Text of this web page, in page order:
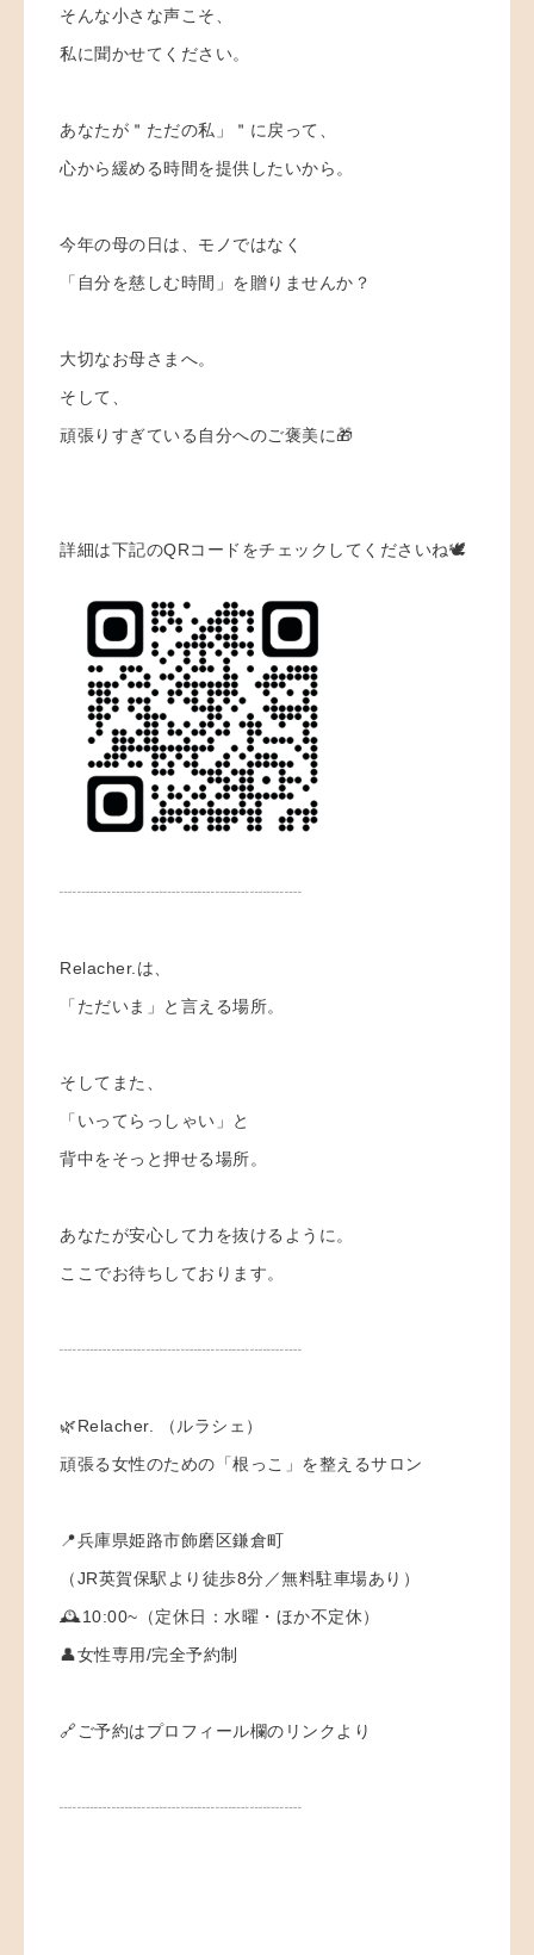
そんな小さな声こそ、
私に聞かせてください。
あなたが＂ただの私」＂に戻って、
心から緩める時間を提供したいから。
今年の母の日は、モノではなく
「自分を慈しむ時間」を贈りませんか？
大切なお母さまへ。
そして、
頑張りすぎている自分へのご褒美に🎁
詳細は下記のQRコードをチェックしてくださいね🕊️
┈┈┈┈┈┈┈┈┈┈┈┈┈┈
Relacher.は、
「ただいま」と言える場所。
そしてまた、
「いってらっしゃい」と
背中をそっと押せる場所。
あなたが安心して力を抜けるように。
ここでお待ちしております。
┈┈┈┈┈┈┈┈┈┈┈┈┈┈
🌿Relacher. （ルラシェ）
頑張る女性のための「根っこ」を整えるサロン
📍兵庫県姫路市飾磨区鎌倉町
（JR英賀保駅より徒歩8分／無料駐車場あり）
🕰️10:00~（定休日：水曜・ほか不定休）
👤女性専用/完全予約制
🔗ご予約はプロフィール欄のリンクより
┈┈┈┈┈┈┈┈┈┈┈┈┈┈